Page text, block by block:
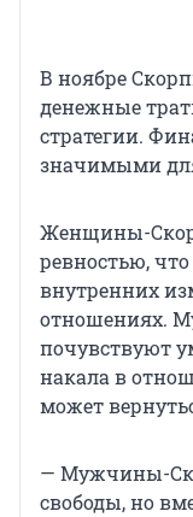
В ноябре
денежные
стратегии.
значимыми
Женщины-
ревностью,
внутренних
отношениях.
почувствуют
накала в
может
— Мужчины-
свободы, но